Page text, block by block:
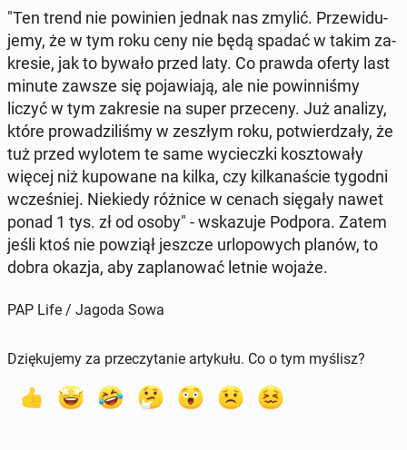
"Ten trend nie po­wi­nien jednak nas zmylić. Prze­wi­du­
je­my, że w tym roku ceny nie będą spadać w takim za­
kre­sie, jak to bywało przed laty. Co prawda oferty last
minute zawsze się po­ja­wia­ją, ale nie po­win­ni­śmy
liczyć w tym za­kre­sie na super prze­ce­ny. Już analizy,
które pro­wa­dzi­li­śmy w zeszłym roku, po­twier­dza­ły, że
tuż przed wylotem te same wy­ciecz­ki kosz­to­wa­ły
więcej niż ku­po­wa­ne na kilka, czy kil­ka­na­ście tygodni
wcze­śniej. Nie­kie­dy różnice w cenach sięgały nawet
ponad 1 tys. zł od osoby" - wska­zu­je Podpora. Zatem
jeśli ktoś nie powziął jeszcze urlo­po­wych planów, to
dobra okazja, aby za­pla­no­wać letnie wojaże.
PAP Life / Jagoda Sowa
Dziękujemy za przeczytanie artykułu. Co o tym myślisz?